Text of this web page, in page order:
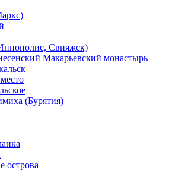
Свияжск)
Макарьевский монастырь
(Бурятия)
острова